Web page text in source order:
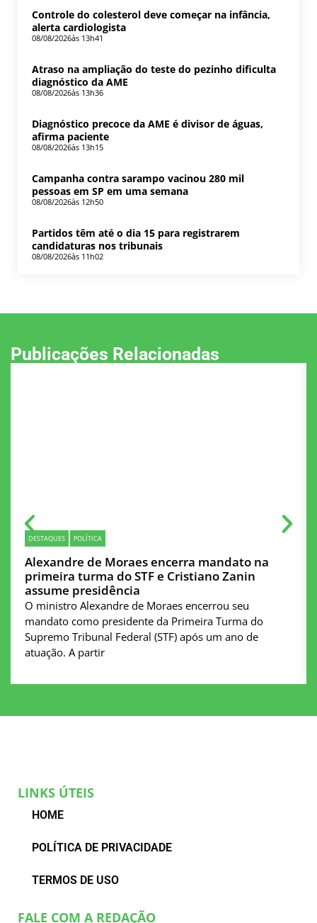
Controle do colesterol deve começar na infância,
alerta cardiologista
08/08/2026às 13h41
Atraso na ampliação do teste do pezinho dificulta
diagnóstico da AME
08/08/2026às 13h36
Diagnóstico precoce da AME é divisor de águas,
afirma paciente
08/08/2026às 13h15
Campanha contra sarampo vacinou 280 mil
pessoas em SP em uma semana
08/08/2026às 12h50
Partidos têm até o dia 15 para registrarem
candidaturas nos tribunais
08/08/2026às 11h02
Publicações Relacionadas
DESTAQUES POLÍTICA
Alexandre de Moraes encerra mandato na
primeira turma do STF e Cristiano Zanin
assume presidência
O ministro Alexandre de Moraes encerrou seu
mandato como presidente da Primeira Turma do
Supremo Tribunal Federal (STF) após um ano de
atuação. A partir
LINKS ÚTEIS
HOME
POLÍTICA DE PRIVACIDADE
TERMOS DE USO
FALE COM A REDAÇÃO